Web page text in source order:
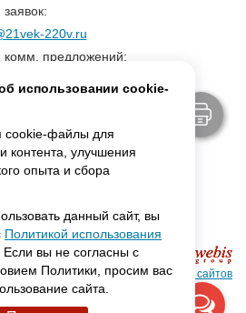
заявок:
220v.ru
комм. предложений:
Создание сайтов
использовании cookie-
cookie-файлы для
контента, улучшения
опыта и сбора
данный сайт, вы
Политикой использования
. Если вы не согласны с
Политики, просим вас
сайта.